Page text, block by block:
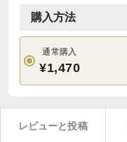
購入方法
通常購入
¥1,470
レビューと投稿